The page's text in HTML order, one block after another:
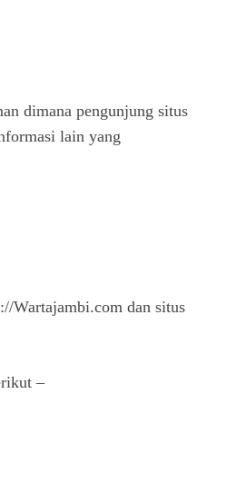
dimana pengunjung situs
lain yang
Wartajambi.com dan situs
–